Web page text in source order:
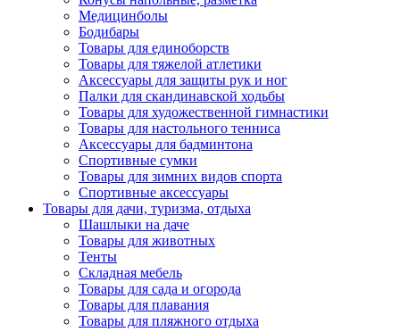
Медицинболы
Бодибары
Товары для единоборств
Товары для тяжелой атлетики
Аксессуары для защиты рук и ног
Палки для скандинавской ходьбы
Товары для художественной гимнастики
Товары для настольного тенниса
Аксессуары для бадминтона
Спортивные сумки
Товары для зимних видов спорта
Спортивные аксессуары
Товары для дачи, туризма, отдыха
Шашлыки на даче
Товары для животных
Тенты
Складная мебель
Товары для сада и огорода
Товары для плавания
Товары для пляжного отдыха